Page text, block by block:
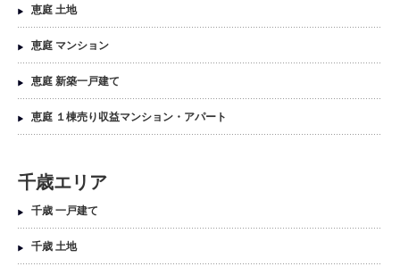
恵庭 土地
恵庭 マンション
恵庭 新築一戸建て
恵庭 １棟売り収益マンション・アパート
千歳エリア
千歳 一戸建て
千歳 土地